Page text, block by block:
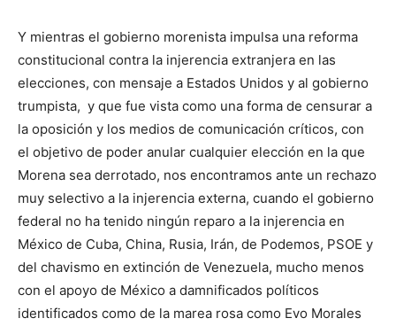
Y mientras el gobierno morenista impulsa una reforma
constitucional contra la injerencia extranjera en las
elecciones, con mensaje a Estados Unidos y al gobierno
trumpista, y que fue vista como una forma de censurar a
la oposición y los medios de comunicación críticos, con
el objetivo de poder anular cualquier elección en la que
Morena sea derrotado, nos encontramos ante un rechazo
muy selectivo a la injerencia externa, cuando el gobierno
federal no ha tenido ningún reparo a la injerencia en
México de Cuba, China, Rusia, Irán, de Podemos, PSOE y
del chavismo en extinción de Venezuela, mucho menos
con el apoyo de México a damnificados políticos
identificados como de la marea rosa como Evo Morales